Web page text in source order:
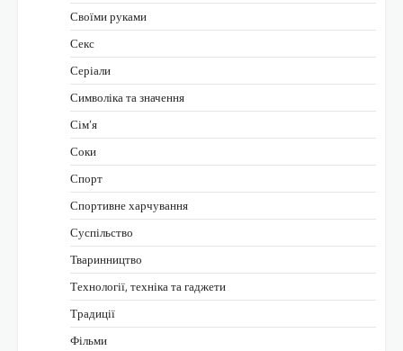
Своїми руками
Секс
Серіали
Символіка та значення
Сім’я
Соки
Спорт
Спортивне харчування
Суспільство
Тваринництво
Технології, техніка та гаджети
Традиції
Фільми